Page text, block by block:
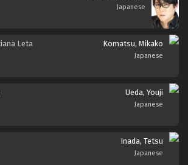
Japanese
Leta Komatsu, Mikako
Japanese
Ueda, Youji
Japanese
Inada, Tetsu
Japanese